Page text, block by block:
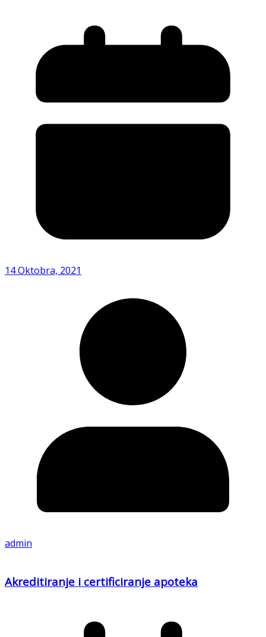
14 Oktobra, 2021
admin
Akreditiranje i certificiranje apoteka